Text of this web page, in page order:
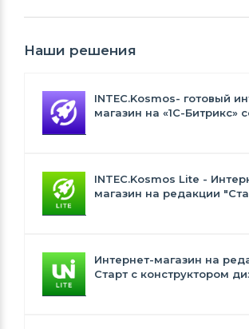
Наши решения
INTEC.Kosmos- готовый
магазин на «1С-Битрикс»
INTEC.Kosmos Lite -
магазин на редакции
Интернет-магазин на
Старт с конструктором